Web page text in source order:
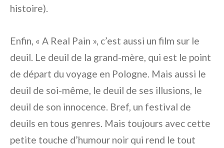
histoire).
Enfin, « A Real Pain », c’est aussi un film sur le
deuil. Le deuil de la grand-mère, qui est le point
de départ du voyage en Pologne. Mais aussi le
deuil de soi-même, le deuil de ses illusions, le
deuil de son innocence. Bref, un festival de
deuils en tous genres. Mais toujours avec cette
petite touche d’humour noir qui rend le tout